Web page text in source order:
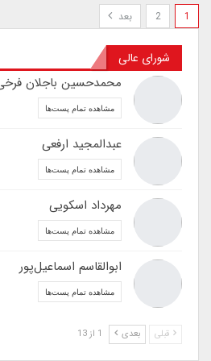
بعد
شورای عالی
محمدحسین باجلان فرخی
مشاهده تمام پست‌ها
عبدالمجید ارفعی
مشاهده تمام پست‌ها
مهرداد اسکویی
مشاهده تمام پست‌ها
ابوالقاسم اسماعیل‌پور
مشاهده تمام پست‌ها
قبلی بعدی